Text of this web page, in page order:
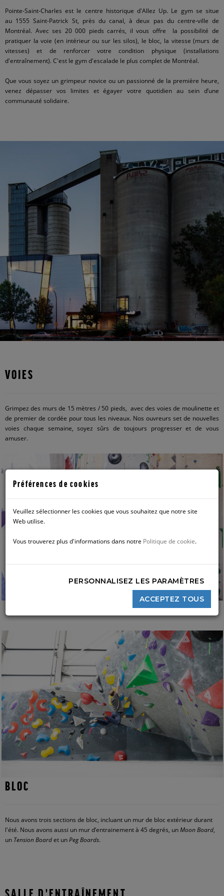
Pointe-Saint-Charles est le centre historique d'Allez Up. Le gym se situe
au 1555 Saint-Patrick St, près du canal, à deux pas du centre-ville de
Montréal. Avec ses 20 000 pieds carrés, il vous offre la possibilité de
pratiquer la voie (en intérieur ou sur les silos), le bloc, la vitesse (murs de
vitesses) et de renforcer votre condition physique (installations
d'entraînement). C'est le gym d'escalade le plus complet de Montréal.
Que vous soyez un grimpeur novice ou un passionné de la première heure,
venez dépasser vos limites et égayer votre quotidien au sein d’une
communauté solidaire.
VOIES
Grimpez des murs de 15 mètres / 50 pieds, avec des voies de moulinette et
de premier de cordée pour tous les niveaux. Nos ouvreurs set de nouvelles
voies chaque semaine, soyez sûrs de toujours progresser et de vous
amuser.
BLOC
Nous avons trois sections de bloc, incluant un mur de bloc extérieur durant
l'été. Nous avons aussi un mur d’entrainement à 45 degrés, unMoon Board,
un Tension Boardet unPeg Boards.
Préférences de cookies
Veuillez sélectionner les cookies que vous souhaitez que notre site
Web utilise.
Vous trouverez plus d'informations dans notre Politique de cookie.
PERSONNALISEZ LES PARAMÈTRES
ACCEPTEZ TOUS